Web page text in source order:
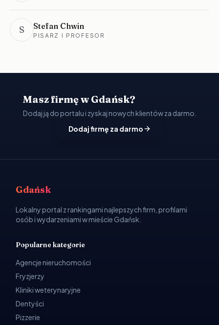
S Stefan Chwin
PISARZ I PROFESOR
Masz firmę w Gdańsk?
Dodaj ją do portalu i zyskaj nowych klientów za darmo.
Dodaj firmę za darmo
Gdańsk
Lokalny portal z rankingami najlepszych firm, profilami
osób i wydarzeniami w mieście Gdańsk.
Popularne kategorie
Agencje nieruchomości
Fryzjerzy
Kliniki weterynaryjne
Dentyści
Pizzerie